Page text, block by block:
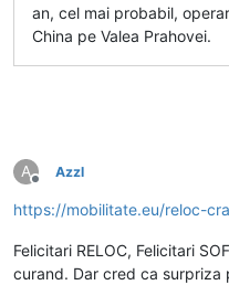
an, cel mai probabil,
China pe Valea Prahovei.
A
Deconectat
Azzl
https://mobilitate.eu/reloc-
Felicitari RELOC, Felicitari
curand. Dar cred ca surpriza